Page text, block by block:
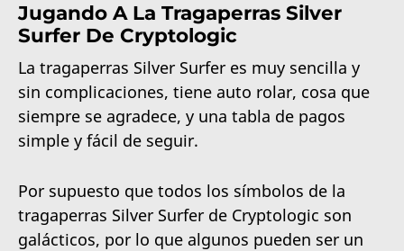
Jugando A La Tragaperras Silver
Surfer De Cryptologic
La tragaperras Silver Surfer es muy sencilla y
sin complicaciones, tiene auto rolar, cosa que
siempre se agradece, y una tabla de pagos
simple y fácil de seguir.
Por supuesto que todos los símbolos de la
tragaperras Silver Surfer de Cryptologic son
galácticos, por lo que algunos pueden ser un